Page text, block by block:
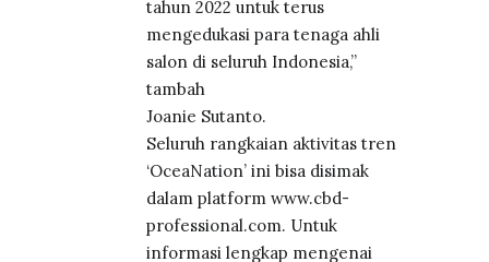
tahun 2022 untuk terus
mengedukasi para tenaga ahli
salon di seluruh Indonesia,”
tambah
Joanie Sutanto.
Seluruh rangkaian aktivitas tren
‘OceaNation’ ini bisa disimak
dalam platform www.cbd-
professional.com. Untuk
informasi lengkap mengenai